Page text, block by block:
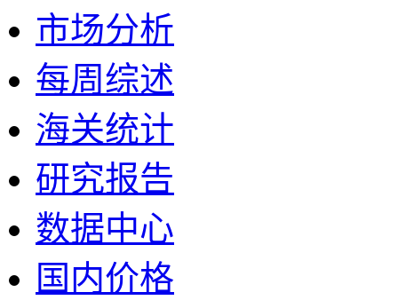
市场分析
每周综述
海关统计
研究报告
数据中心
国内价格